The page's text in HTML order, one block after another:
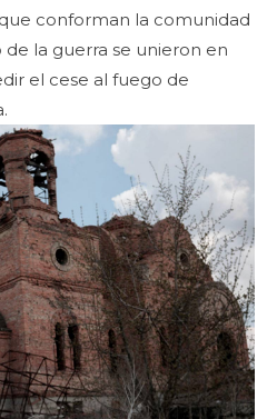
conforman la comunidad
de la guerra se unieron en
el cese al fuego de